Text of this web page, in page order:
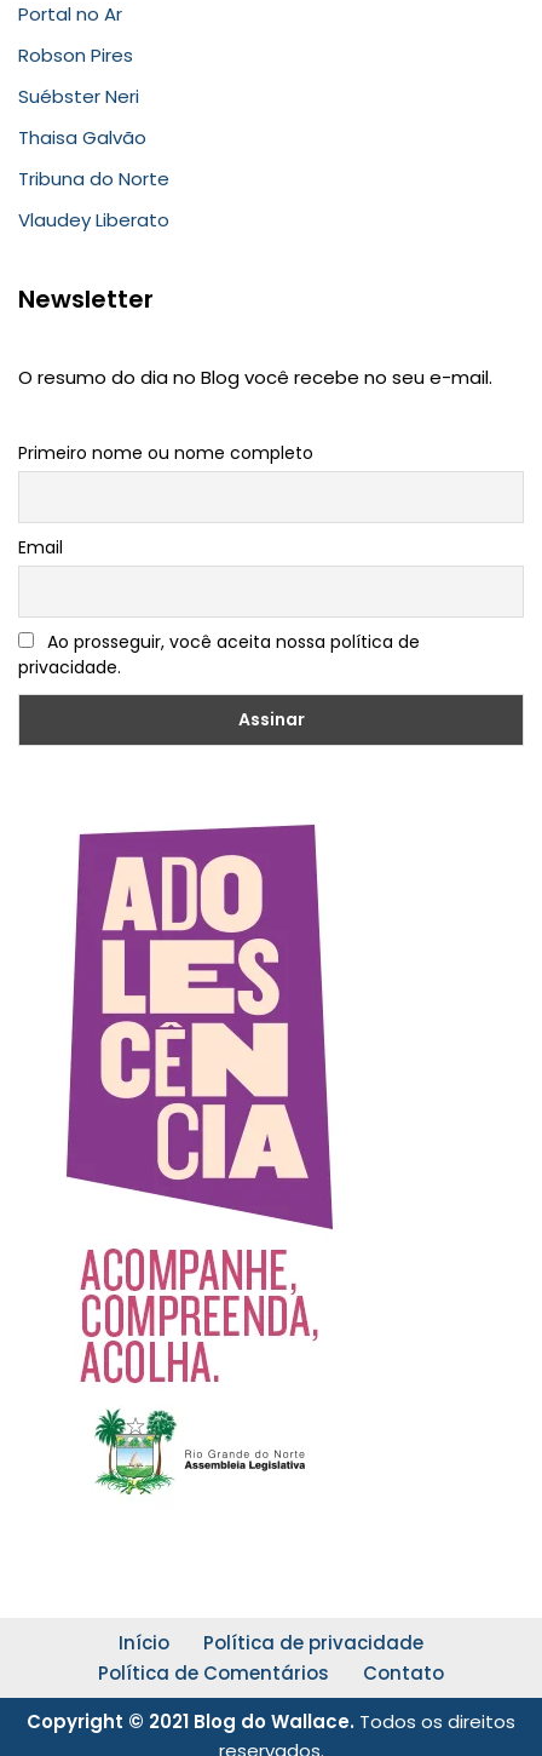
Portal no Ar
Robson Pires
Suébster Neri
Thaisa Galvão
Tribuna do Norte
Vlaudey Liberato
Newsletter
O resumo do dia no Blog você recebe no seu e-mail.
Primeiro nome ou nome completo
Email
Ao prosseguir, você aceita nossa política de
privacidade.
Início
Política de privacidade
Política de Comentários
Contato
Copyright © 2021 Blog do Wallace. Todos os direitos
reservados.